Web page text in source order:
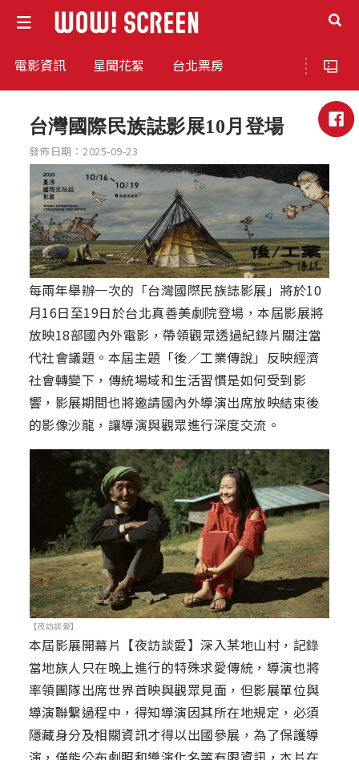
電影資訊 星聞花絮 台北票房
台灣國際民族誌影展10月登場
發佈日期：2025-09-23
每兩年舉辦一次的「台灣國際民族誌影展」將於10
月16日至19日於台北真善美劇院登場，本屆影展將
放映18部國內外電影，帶領觀眾透過紀錄片關注當
代社會議題。本屆主題「後／工業傳說」反映經濟
社會轉變下，傳統場域和生活習慣是如何受到影
響，影展期間也將邀請國內外導演出席放映結束後
的影像沙龍，讓導演與觀眾進行深度交流。
【夜訪談愛】
本屆影展開幕片【夜訪談愛】深入某地山村，記錄
當地族人只在晚上進行的特殊求愛傳統，導演也將
率領團隊出席世界首映與觀眾見面，但影展單位與
導演聯繫過程中，得知導演因其所在地規定，必須
隱藏身分及相關資訊才得以出國參展，為了保護導